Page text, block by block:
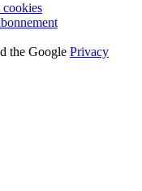
the Google Privacy